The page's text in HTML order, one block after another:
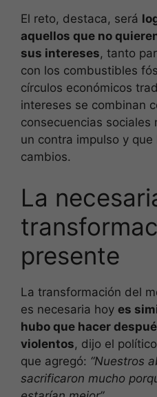
El reto, destaca, será
aquellos que no
sus intereses, tanto
con los combustibles
círculos económicos
intereses se combinan
consecuencias
un contra impulso y
cambios.
La
presente
La transformación del
es necesaria hoy es
hubo que hacer
violentos, dijo el
que agregó: “Nuestros
sacrificaron mucho